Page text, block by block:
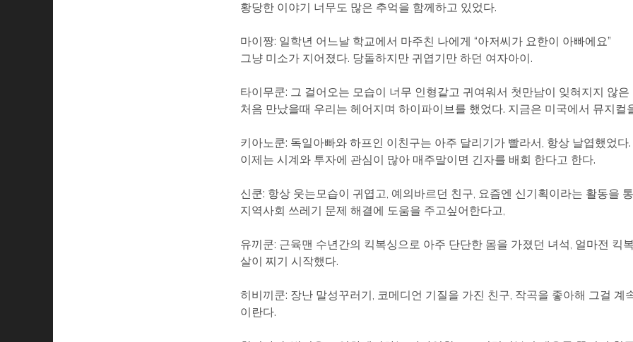
황당한 이야기 너무도 많은 추억을 함께하고 있었다.
마이짱: 일학년 어느날 학교에서 마주친 나에게 “아저씨가 요한이 아빠에요”
그냥 미소가 지어졌다. 당돌하지만 귀엽기만 하던 여자아이.
타이무쿤: 그 걸어오는 모습이 너무 인형같고 귀여워서 첫만남이 잊혀지지 않은
처음 만났을때 우리는 헤어지며 하이파이브를 했었다. 지금은 미국에서 뮤지컬
키아노쿤: 독일아빠와 하프인 이친구는 아주 달리기가 빨라서, 항상 날엽했었다.
이제는 시계와 투자에 관심이 많아 매주말이면 긴자를 배회 한다고 한다.
신쿤: 항상 웃는모습이 귀엽고, 예의바르던 친구, 요즘엔 신기획이라는 활동을
지역사회 쓰레기 문제 해결에 도움을 주고싶어한다고,
유끼쿤: 근육맨 수년간의 킥복싱으로 아주 단단한 몸을 가졌던 녀석, 얼마전 킥
살이 찌기 시작했다.
히비끼쿤: 장난 말성꾸러기, 코메디언 기질을 가진 친구, 작곡을 좋아해 그걸 계
이란다.